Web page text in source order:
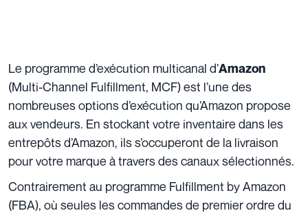
Le programme d’exécution multicanal d’Amazon
(Multi-Channel Fulfillment, MCF) est l’une des
nombreuses options d’exécution qu’Amazon propose
aux vendeurs. En stockant votre inventaire dans les
entrepôts d’Amazon, ils s’occuperont de la livraison
pour votre marque à travers des canaux sélectionnés.
Contrairement au programme Fulfillment by Amazon
(FBA), où seules les commandes de premier ordre du